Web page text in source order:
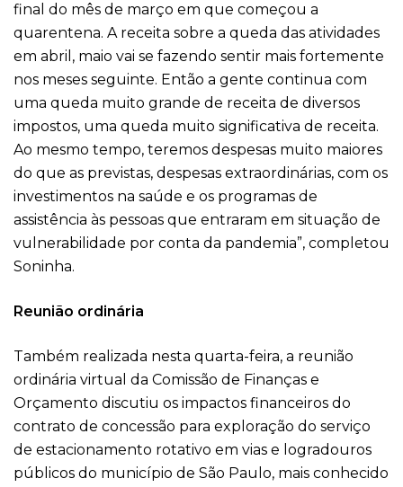
final do mês de março em que começou a
quarentena. A receita sobre a queda das atividades
em abril, maio vai se fazendo sentir mais fortemente
nos meses seguinte. Então a gente continua com
uma queda muito grande de receita de diversos
impostos, uma queda muito significativa de receita.
Ao mesmo tempo, teremos despesas muito maiores
do que as previstas, despesas extraordinárias, com os
investimentos na saúde e os programas de
assistência às pessoas que entraram em situação de
vulnerabilidade por conta da pandemia”, completou
Soninha.
Reunião ordinária
Também realizada nesta quarta-feira, a reunião
ordinária virtual da Comissão de Finanças e
Orçamento discutiu os impactos financeiros do
contrato de concessão para exploração do serviço
de estacionamento rotativo em vias e logradouros
públicos do município de São Paulo, mais conhecido